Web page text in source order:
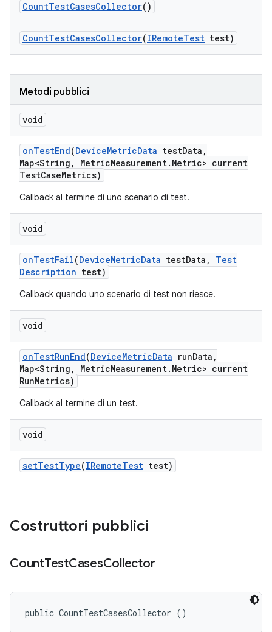
CountTestCasesCollector()
CountTestCasesCollector(IRemoteTest test)
Metodi pubblici
void
onTestEnd(DeviceMetricData testData ,
Map<String , MetricMeasurement. Metric> current
TestCaseMetrics)
Callback al termine di uno scenario di test.
void
onTestFail(DeviceMetricData testData ,
Test
Description test)
Callback quando uno scenario di test non riesce.
void
onTestRunEnd(DeviceMetricData runData ,
Map<String , MetricMeasurement. Metric> current
RunMetrics)
Callback al termine di un test.
void
setTestType(IRemoteTest test)
Costruttori pubblici
CountTestCasesCollector
public CountTestCasesCollector ()